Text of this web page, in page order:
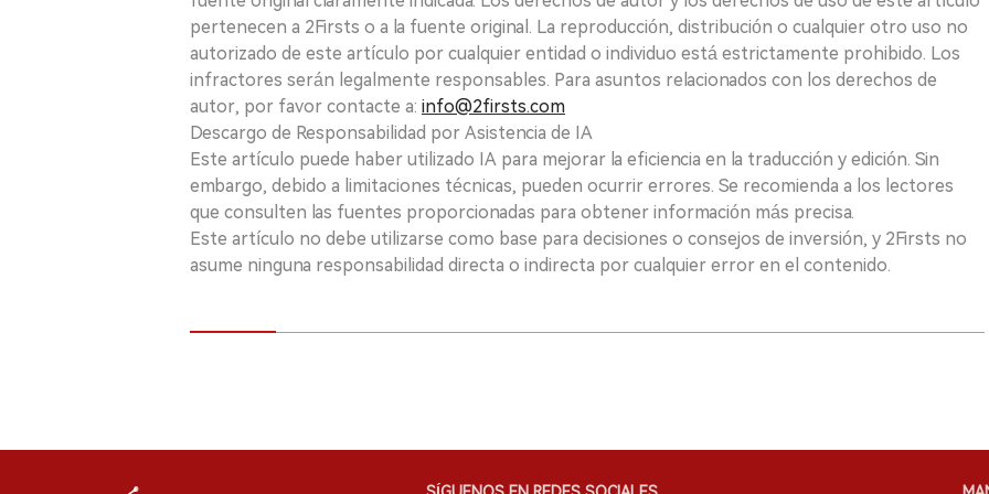
pertenecen a 2Firsts o a la fuente original. La reproducción, distribución o cualquier otro uso no
autorizado de este artículo por cualquier entidad o individuo está estrictamente prohibido. Los
infractores serán legalmente responsables. Para asuntos relacionados con los derechos de
autor, por favor contacte a: info@2firsts.com
Descargo de Responsabilidad por Asistencia de IA
Este artículo puede haber utilizado IA para mejorar la eficiencia en la traducción y edición. Sin
embargo, debido a limitaciones técnicas, pueden ocurrir errores. Se recomienda a los lectores
que consulten las fuentes proporcionadas para obtener información más precisa.
Este artículo no debe utilizarse como base para decisiones o consejos de inversión, y 2Firsts no
asume ninguna responsabilidad directa o indirecta por cualquier error en el contenido.